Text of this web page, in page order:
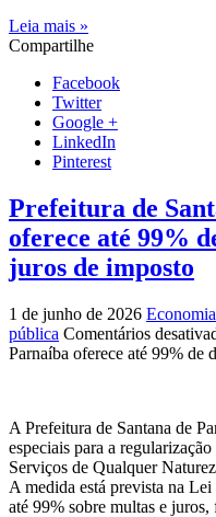
Leia mais »
Compartilhe
Facebook
Twitter
Google +
LinkedIn
Pinterest
Prefeitura de
oferece até 99%
juros de imposto
1 de junho de 2026 Economia
pública Comentários
Parnaíba oferece até 99% de
A Prefeitura de Santana de
especiais para a
Serviços de Qualquer
A medida está prevista na
até 99% sobre multas e